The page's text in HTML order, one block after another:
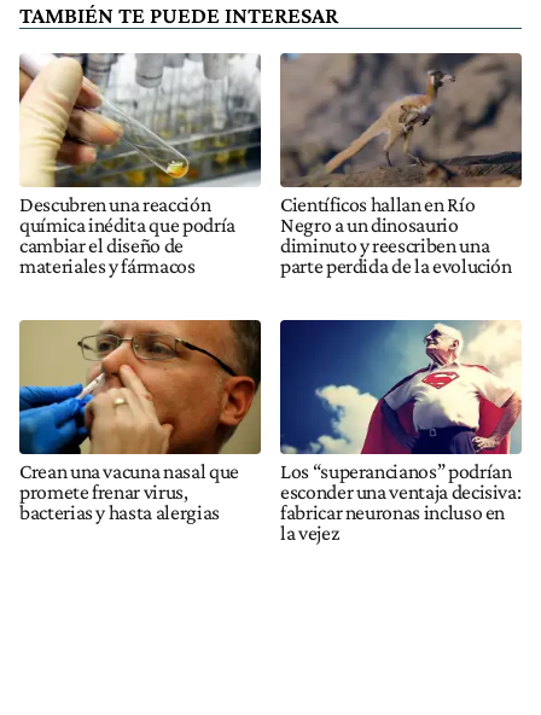
TAMBIÉN TE PUEDE INTERESAR
Descubren una reacción
química inédita que podría
cambiar el diseño de
materiales y fármacos
Científicos hallan en Río
Negro a un dinosaurio
diminuto y reescriben una
parte perdida de la evolución
Crean una vacuna nasal que
promete frenar virus,
bacterias y hasta alergias
Los “superancianos” podrían
esconder una ventaja decisiva:
fabricar neuronas incluso en
la vejez